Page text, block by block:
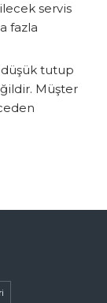
servis
fazla
düşük tutup
Müşter